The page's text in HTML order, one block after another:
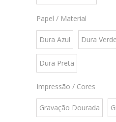
Papel / Material
Dura Azul Dura Verde
Dura Preta
Impressão / Cores
Gravação Dourada